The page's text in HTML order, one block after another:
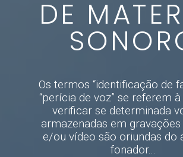
DE
Os termos “identificação de
“perícia de voz” se referem
verificar se determinada
armazenadas em gravações
e/ou vídeo são oriundas do
fonador...